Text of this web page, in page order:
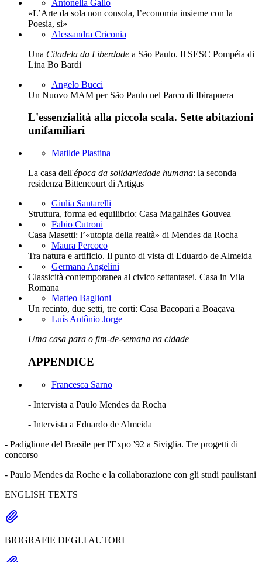
Antonella Gallo
«L’Arte da sola non consola, l’economia insieme con la
Poesia, sì»
Alessandra Criconia
Una Citadela da Liberdade a São Paulo. Il SESC Pompéia di
Lina Bo Bardi
Angelo Bucci
Un Nuovo MAM per São Paulo nel Parco di Ibirapuera
L'essenzialità alla piccola scala. Sette abitazioni
unifamiliari
Matilde Plastina
La casa dell'época da solidariedade humana: la seconda
residenza Bittencourt di Artigas
Giulia Santarelli
Struttura, forma ed equilibrio: Casa Magalhães Gouvea
Fabio Cutroni
Casa Masetti: l’«utopia della realtà» di Mendes da Rocha
Maura Percoco
Tra natura e artificio. Il punto di vista di Eduardo de Almeida
Germana Angelini
Classicità contemporanea al civico settantasei. Casa in Vila
Romana
Matteo Baglioni
Un recinto, due setti, tre corti: Casa Bacopari a Boaçava
Luís Antônio Jorge
Uma casa para o fim-de-semana na cidade
APPENDICE
Francesca Sarno
- Intervista a Paulo Mendes da Rocha
- Intervista a Eduardo de Almeida
- Padiglione del Brasile per l'Expo '92 a Siviglia. Tre progetti di
concorso
- Paulo Mendes da Roche e la collaborazione con gli studi paulistani
ENGLISH TEXTS
BIOGRAFIE DEGLI AUTORI